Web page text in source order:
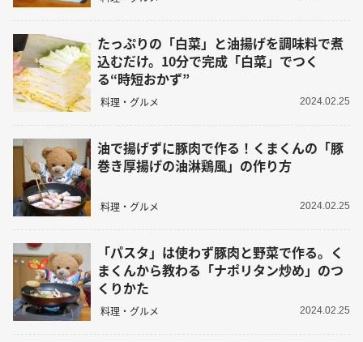
たっぷりの「白菜」と油揚げを調味料で煮
込むだけ。10分で完成「白菜」でつく
る“時短おかず”
料理・グルメ 2024.02.25
油で揚げずに豚肉で作る！くまくんの「豚
巻き厚揚げの油淋鶏風」の作り方
料理・グルメ 2024.02.25
「パスタ」は使わず豚肉と野菜で作る。く
まくんから教わる「ナポリタン炒め」のつ
くりかた
料理・グルメ 2024.02.25